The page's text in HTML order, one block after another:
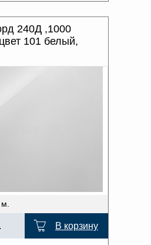
240Д ,1000
101 белый,
В корзину